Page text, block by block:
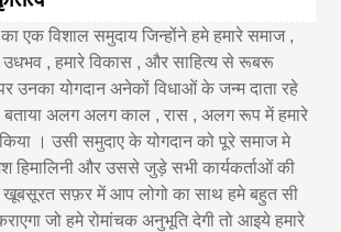
एक विशाल समुदाय जिन्होंने हमे हमारे समाज ,
उधभव , हमारे विकास , और साहित्य से रूबरू
उनका योगदान अनेकों विधाओं के जन्म दाता रहे
बताया अलग अलग काल , रास , अलग रूप में हमारे
। उसी समुदाए के योगदान को पूरे समाज मे
हिमालिनी और उससे जुड़े सभी कार्यकर्ताओं की
सफ़र में आप लोगो का साथ हमे बहुत सी
जो हमे रोमांचक अनुभूति देगी तो आइये हमारे